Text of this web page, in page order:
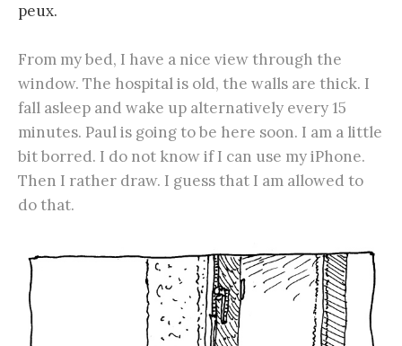
peux.
From my bed, I have a nice view through the
window. The hospital is old, the walls are thick. I
fall asleep and wake up alternatively every 15
minutes. Paul is going to be here soon. I am a little
bit borred. I do not know if I can use my iPhone.
Then I rather draw. I guess that I am allowed to
do that.